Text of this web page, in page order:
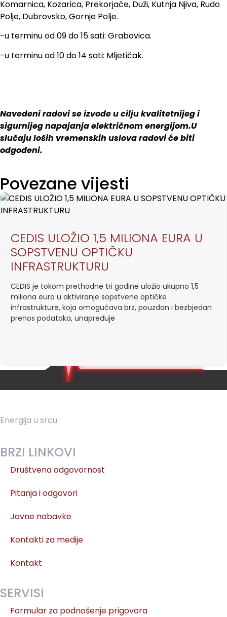
Komarnica, Kozarica, Prekorjače, Duži, Kutnja Njiva, Rudo
Polje, Dubrovsko, Gornje Polje.
-u terminu od 09 do 15 sati: Grabovica.
-u terminu od 10 do 14 sati: Mljetičak.
Navedeni radovi se izvode u cilju kvalitetnijeg i
sigurnijeg napajanja električnom energijom.U
slučaju loših vremenskih uslova radovi će biti
odgođeni.
Povezane vijesti
CEDIS ULOŽIO 1,5 MILIONA EURA U
SOPSTVENU OPTIČKU
INFRASTRUKTURU
CEDIS je tokom prethodne tri godine uložio ukupno 1,5
miliona eura u aktiviranje sopstvene optičke
infrastrukture, koja omogućava brz, pouzdan i bezbjedan
prenos podataka, unapređuje
Energija u srcu
BRZI LINKOVI
Društvena odgovornost
Pitanja i odgovori
Javne nabavke
Kontakti za medije
Kontakt
SERVISI
Formular za podnošenje prigovora